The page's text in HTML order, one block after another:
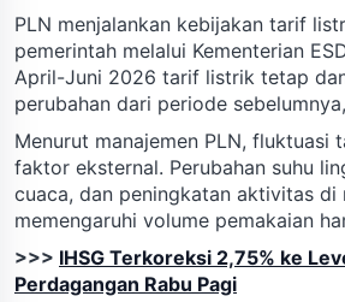
PLN menjalankan kebijakan tarif
pemerintah melalui Kementerian
April-Juni 2026 tarif listrik tetap
perubahan dari periode
Menurut manajemen PLN, fluktuasi
faktor eksternal. Perubahan suhu
cuaca, dan peningkatan aktivitas di
memengaruhi volume pemakaian
>>> IHSG Terkoreksi 2,75% ke
Perdagangan Rabu Pagi